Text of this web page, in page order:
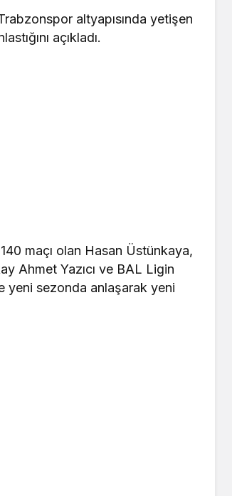
altyapısında yetişen
açıkladı.
maçı olan Hasan Üstünkaya,
Ahmet Yazıcı ve BAL Ligin
yeni sezonda anlaşarak yeni